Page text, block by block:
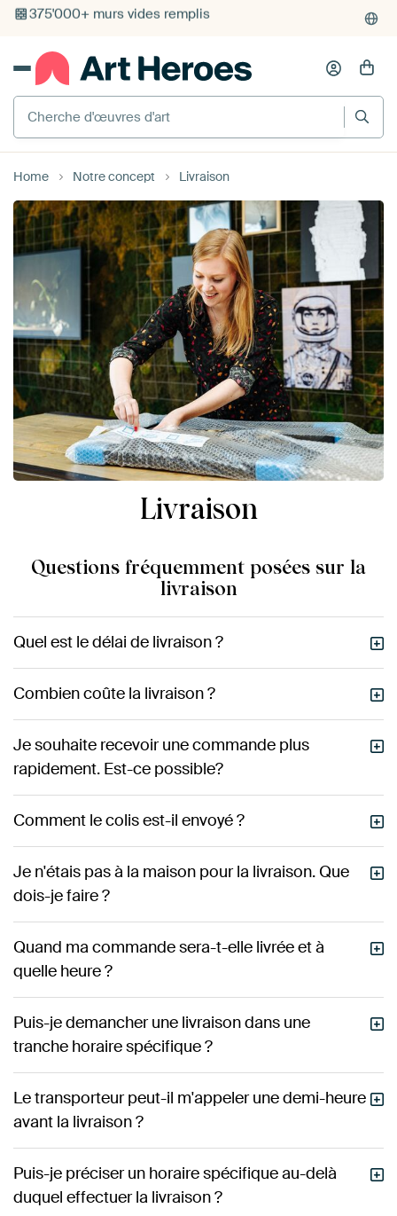
Cherche d'œuvres d'art
Home Notre concept Livraison
Livraison
Questions fréquemment posées sur la
livraison
Quel est le délai de livraison ?
Combien coûte la livraison ?
Je souhaite recevoir une commande plus
rapidement. Est-ce possible?
Comment le colis est-il envoyé ?
Je n'étais pas à la maison pour la livraison. Que
dois-je faire ?
Quand ma commande sera-t-elle livrée et à
quelle heure ?
Puis-je demancher une livraison dans une
tranche horaire spécifique ?
Le transporteur peut-il m'appeler une demi-heure
avant la livraison ?
Puis-je préciser un horaire spécifique au-delà
duquel effectuer la livraison ?